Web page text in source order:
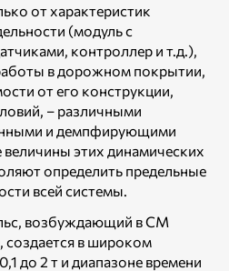
от характеристик
(модуль с
контроллер и т.д.),
в дорожном покрытии,
от его конструкции,
– различными
и демпфирующими
этих динамических
определить предельные
всей системы.
возбуждающий в СМ
создается в широком
до 2 т и диапазоне времени